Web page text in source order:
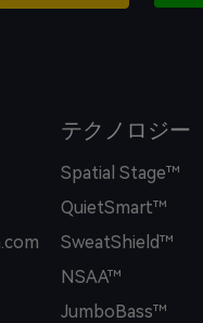
テクノロジー
Spatial Stage™
QuietSmart™
SweatShield™
NSAA™
JumboBass™